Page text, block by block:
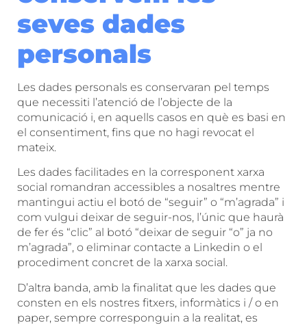
seves dades
personals
Les dades personals es conservaran pel temps
que necessiti l’atenció de l’objecte de la
comunicació i, en aquells casos en què es basi en
el consentiment, fins que no hagi revocat el
mateix.
Les dades facilitades en la corresponent xarxa
social romandran accessibles a nosaltres mentre
mantingui actiu el botó de “seguir” o “m’agrada” i
com vulgui deixar de seguir-nos, l’únic que haurà
de fer és “clic” al botó “deixar de seguir “o” ja no
m’agrada”, o eliminar contacte a Linkedin o el
procediment concret de la xarxa social.
D’altra banda, amb la finalitat que les dades que
consten en els nostres fitxers, informàtics i / o en
paper, sempre corresponguin a la realitat, es